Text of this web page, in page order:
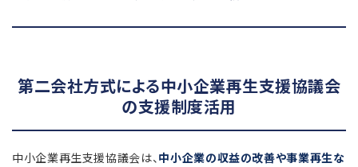
第二会社方式による中小企業再生支援協議会
の支援制度活用
中小企業再生支援協議会は、中小企業の収益の改善や事業再生な